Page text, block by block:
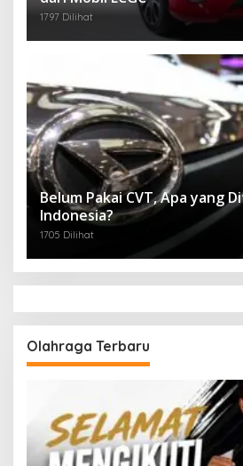
1797 Dilihat
Belum Pakai CVT, Apa yang
Indonesia?
1705 Dilihat
Olahraga Terbaru